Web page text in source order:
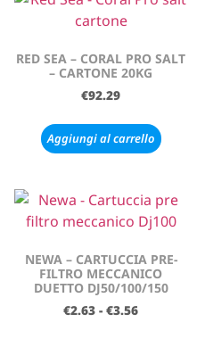
RED SEA – CORAL PRO SALT
– CARTONE 20KG
€92.29
Aggiungi al carrello
NEWA – CARTUCCIA PRE-
FILTRO MECCANICO
DUETTO DJ50/100/150
€2.63 - €3.56